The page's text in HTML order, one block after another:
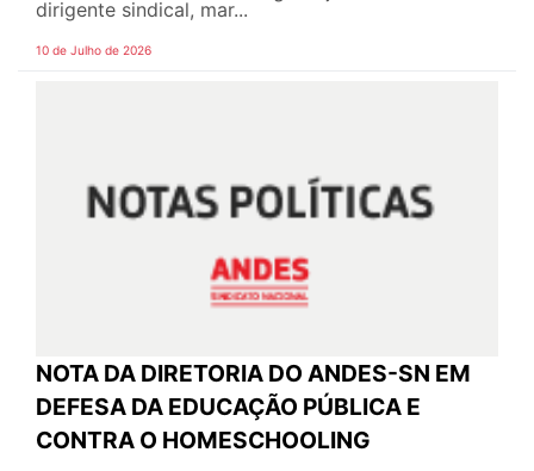
dirigente sindical, mar...
10 de Julho de 2026
NOTA DA DIRETORIA DO ANDES-SN EM
DEFESA DA EDUCAÇÃO PÚBLICA E
CONTRA O HOMESCHOOLING